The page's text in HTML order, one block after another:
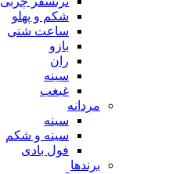
شکم و پهلو
ساعت شنی
بازو
ران
سینه
غبغب
مردانه
سینه
سینه و شکم
فول بادی
برندها